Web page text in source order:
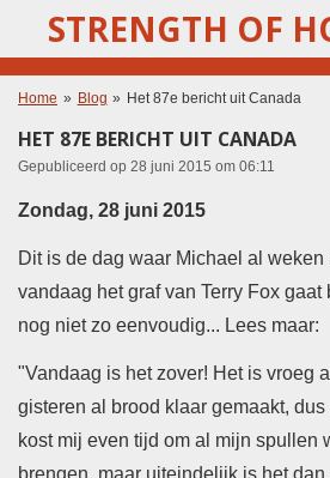
naar
de
STRENGTH OF
Home » Blog » Het 87e bericht uit Canada
HET 87E BERICHT UIT CANADA
Gepubliceerd op 28 juni 2015 om 06:11
Zondag, 28 juni 2015
Dit is de dag waar Michael al
vandaag het graf van Terry Fox
nog niet zo eenvoudig... Lees maar:
"Vandaag is het zover! Het is vroeg
gisteren al brood klaar gemaakt,
kost mij even tijd om al mijn spullen
brengen, maar uiteindelijk is het